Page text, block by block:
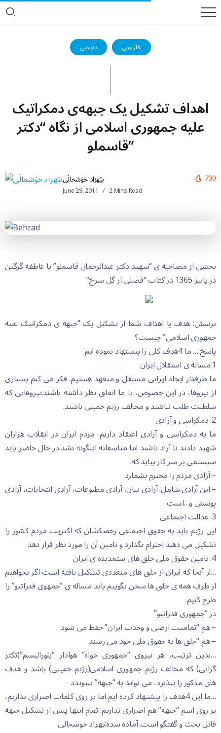
تێبینی فارسی
اهداف تشکیل یک جبهه‌ی دمکراتیک
علیه جمهوری اسلامی از نگاه “دکتر
قاسملو”
بێهزاد خۆشحاڵی
June 29, 2011 2 Mins Read
730
بخشی از مصاحبه ی “شهید دکتر عبدالرحمان قاسملو” با عاطفه گرگین
در پاییز 1365 در کتاب “فصلی از گل سرخ”
پرسش: هدف یا اهداف شما از تشکیل یک “جبهه ی دمکراتیک علیه
جمهوری اسلامی” چیست؟
پاسخ:… ما 4هدف کلی را پیشنهاد نموده ایم:
1.مساله ی استقلال ایران
ما طرفدار ایجاد ایرانی مستقل و متعهد هستیم. فکر می کنم بسیاری
از نیروها، در این خصوص، با ما اتفاق نظر داشته باشند.نیروهایی که
سلطنت طلب نباشند و مخالف رژیم خمینی باشند.
2. دمکراسی و آزادی
ما به دمکراسی و آزادی اعتقاد داریم. مردم ایران در انقلاب هزاران
شهید دادند تا آزاد باشند اما متاسفانه اینگونه نشد.در حال حاضر باید
سیستمی بر سر کار بیاید که:
– آزادی مردم را محترم بشمارد
– این آزادی شامل: آزادی بیان، آزادی مطبوعات، آزادی انتخابات، آزادی
پوشش و…است
3. عدالت اجتماعی
این رژیم باید به حقوق اجتماعی زحمتکشان که اکثریت مردم کشور را
تشکیل می دهند احترام بگذارد و تامین آن را مورد نظر قرار دهد
4. تامین حقوق ملی خلق های ستمدیده ی ایران
…از آنجا که ایران از خلق های متعددی تشکیل یافته است اگر بخواهیم
از طرف همه ی خلق ها سخن بگوییم باید مساله ی “جمهوی فدراتیو” را
طرح کنیم.
در “جمهوری فدراتیو”
– هم “تمامیت ارضی و وحدت ایران” حفظ می شود
– هم “خلق ها به حقوق ملی خود می رسند
…بدین ترتیب، هر نیروی “جمهوری خواه” هوادار “پلورالیسم”(تکثر
گرایی) که مخالف رژیم جمهوری اسلامی(رژیم خمینی) باشد و هدف
های مذکور را بپذیرد، می تواند به “جبهه” بپیوندد
…ما این 4هدف را پیشنهاد کرده ایم اما بر روی کلمات اصراری نداریم،
بر روی اسم “جبهه” هم اصراری نداریم. تمام اینها پیش از تشکیل جبهه
قابل بحث و گفتگو است. آماده شده:بهزاد خوشحالی